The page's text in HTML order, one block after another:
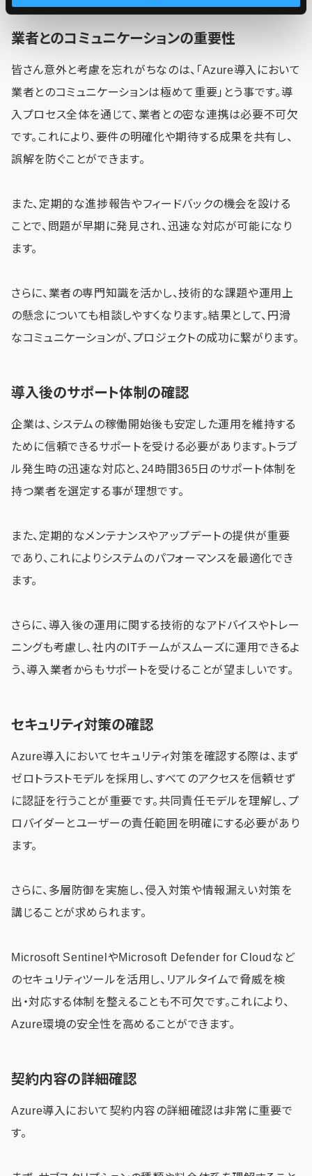
業者とのコミュニケーションの重要性
皆さん意外と考慮を忘れがちなのは、「Azure導入において
業者とのコミュニケーションは極めて重要」とう事です。導
入プロセス全体を通じて、業者との密な連携は必要不可欠
です。これにより、要件の明確化や期待する成果を共有し、
誤解を防ぐことができます。
また、定期的な進捗報告やフィードバックの機会を設ける
ことで、問題が早期に発見され、迅速な対応が可能になり
ます。
さらに、業者の専門知識を活かし、技術的な課題や運用上
の懸念についても相談しやすくなります。結果として、円滑
なコミュニケーションが、プロジェクトの成功に繋がります。
導入後のサポート体制の確認
企業は、システムの稼働開始後も安定した運用を維持する
ために信頼できるサポートを受ける必要があります。トラブ
ル発生時の迅速な対応と、24時間365日のサポート体制を
持つ業者を選定する事が理想です。
また、定期的なメンテナンスやアップデートの提供が重要
であり、これによりシステムのパフォーマンスを最適化でき
ます。
さらに、導入後の運用に関する技術的なアドバイスやトレー
ニングも考慮し、社内のITチームがスムーズに運用できるよ
う、導入業者からもサポートを受けることが望ましいです。
セキュリティ対策の確認
Azure導入においてセキュリティ対策を確認する際は、まず
ゼロトラストモデルを採用し、すべてのアクセスを信頼せず
に認証を行うことが重要です。共同責任モデルを理解し、プ
ロバイダーとユーザーの責任範囲を明確にする必要があり
ます。
さらに、多層防御を実施し、侵入対策や情報漏えい対策を
講じることが求められます。
Microsoft SentinelやMicrosoft Defender for Cloudなど
のセキュリティツールを活用し、リアルタイムで脅威を検
出・対応する体制を整えることも不可欠です。これにより、
Azure環境の安全性を高めることができます。
契約内容の詳細確認
Azure導入において契約内容の詳細確認は非常に重要で
す。